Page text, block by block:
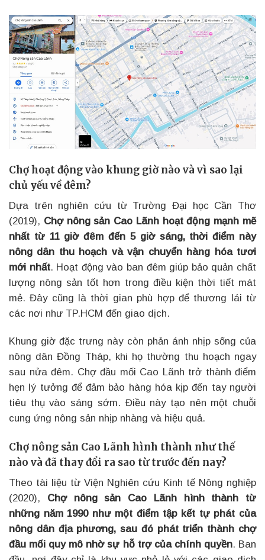
Chợ hoạt động vào khung giờ nào và vì sao lại
chủ yếu về đêm?
Dựa trên nghiên cứu từ Trường Đại học Cần Thơ
(2019), Chợ nông sản Cao Lãnh hoạt động mạnh mẽ
nhất từ 11 giờ đêm đến 5 giờ sáng, thời điểm này
nông dân thu hoạch và vận chuyển hàng hóa tươi
mới nhất. Hoạt động vào ban đêm giúp bảo quản chất
lượng nông sản tốt hơn trong điều kiện thời tiết mát
mẻ. Đây cũng là thời gian phù hợp để thương lái từ
các nơi như TP.HCM đến giao dịch.
Khung giờ đặc trưng này còn phản ánh nhịp sống của
nông dân Đồng Tháp, khi họ thường thu hoạch ngay
sau nửa đêm. Chợ đầu mối Cao Lãnh trở thành điểm
hẹn lý tưởng để đảm bảo hàng hóa kịp đến tay người
tiêu thụ vào sáng sớm. Điều này tạo nên một chuỗi
cung ứng nông sản nhịp nhàng và hiệu quả.
Chợ nông sản Cao Lãnh hình thành như thế
nào và đã thay đổi ra sao từ trước đến nay?
Theo tài liệu từ Viện Nghiên cứu Kinh tế Nông nghiệp
(2020), Chợ nông sản Cao Lãnh hình thành từ
những năm 1990 như một điểm tập kết tự phát của
nông dân địa phương, sau đó phát triển thành chợ
đầu mối quy mô nhờ sự hỗ trợ của chính quyền. Ban